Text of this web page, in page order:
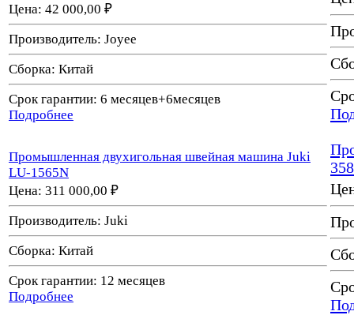
Цена: 42 000,00 ₽
Производитель: Joyee
Сборка: Китай
Срок гарантии: 6 месяцев+6месяцев
Подробнее
Промышленная двухигольная швейная машина Juki
LU-1565N
Цена: 311 000,00 ₽
Производитель: Juki
Сборка: Китай
Срок гарантии: 12 месяцев
Подробнее